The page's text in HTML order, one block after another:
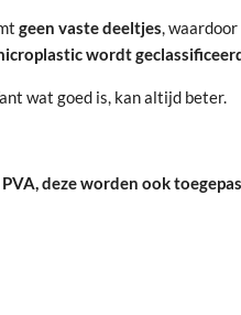
geen vaste deeltjes ,
wordt
wat goed is, kan altijd beter.
deze worden ook